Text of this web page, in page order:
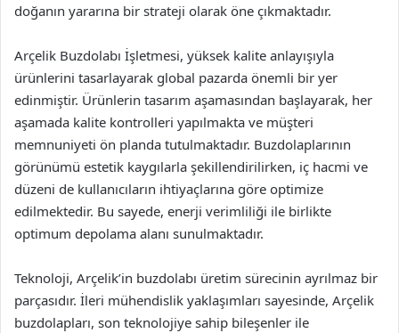
doğanın yararına bir strateji olarak öne çıkmaktadır.
Arçelik Buzdolabı İşletmesi, yüksek kalite anlayışıyla
ürünlerini tasarlayarak global pazarda önemli bir yer
edinmiştir. Ürünlerin tasarım aşamasından başlayarak, her
aşamada kalite kontrolleri yapılmakta ve müşteri
memnuniyeti ön planda tutulmaktadır. Buzdolaplarının
görünümü estetik kaygılarla şekillendirilirken, iç hacmi ve
düzeni de kullanıcıların ihtiyaçlarına göre optimize
edilmektedir. Bu sayede, enerji verimliliği ile birlikte
optimum depolama alanı sunulmaktadır.
Teknoloji, Arçelik’in buzdolabı üretim sürecinin ayrılmaz bir
parçasıdır. İleri mühendislik yaklaşımları sayesinde, Arçelik
buzdolapları, son teknolojiye sahip bileşenler ile